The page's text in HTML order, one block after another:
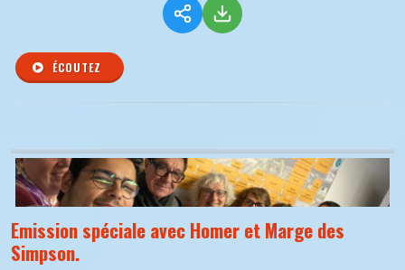
ÉCOUTEZ
Emission spéciale avec Homer et Marge des
Simpson.